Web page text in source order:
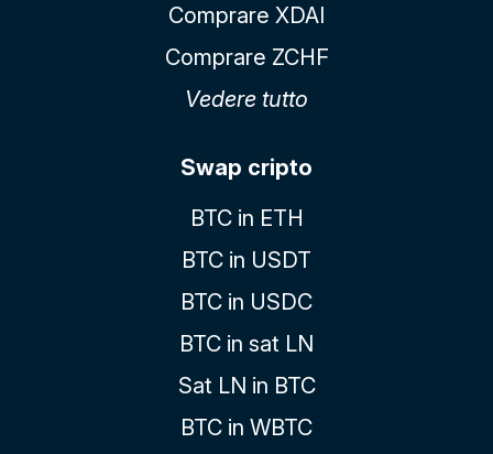
Comprare XDAI
Comprare ZCHF
Vedere tutto
Swap cripto
BTC in ETH
BTC in USDT
BTC in USDC
BTC in sat LN
Sat LN in BTC
BTC in WBTC